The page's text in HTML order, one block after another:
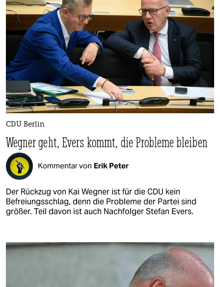
CDU Berlin
Wegner geht, Evers kommt, die Probleme bleiben
Kommentar von Erik Peter
Der Rückzug von Kai Wegner ist für die CDU kein
Befreiungsschlag, denn die Probleme der Partei sind
größer. Teil davon ist auch Nachfolger Stefan Evers.